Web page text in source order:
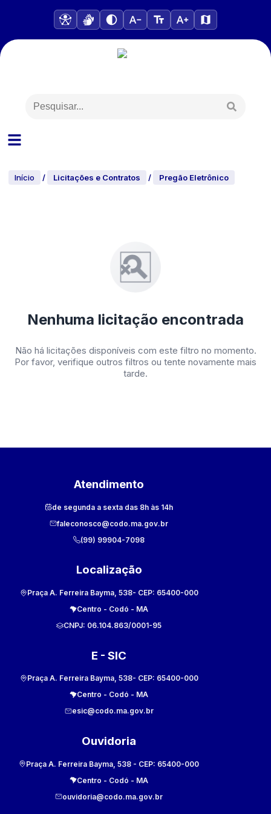
Início / Licitações e Contratos / Pregão Eletrônico
Nenhuma licitação encontrada
Não há licitações disponíveis com este filtro no momento.
Por favor, verifique outros filtros ou tente novamente mais
tarde.
Atendimento
de segunda a sexta das 8h às 14h
faleconosco@codo.ma.gov.br
(99) 99904-7098
Localização
Praça A. Ferreira Bayma, 538- CEP: 65400-000
Centro - Codó - MA
CNPJ: 06.104.863/0001-95
E - SIC
Praça A. Ferreira Bayma, 538- CEP: 65400-000
Centro - Codó - MA
esic@codo.ma.gov.br
Ouvidoria
Praça A. Ferreira Bayma, 538 - CEP: 65400-000
Centro - Codó - MA
ouvidoria@codo.ma.gov.br